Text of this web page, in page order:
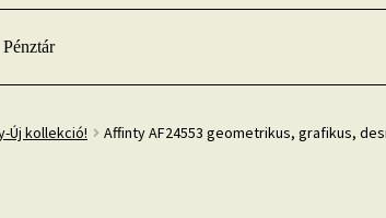
Pénztár
Új kollekció! Affinty AF24553 geometrikus, grafikus,